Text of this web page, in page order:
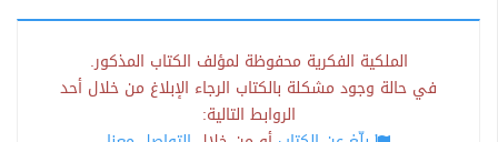
الملكية الفكرية محفوظة لمؤلف الكتاب المذكور.
في حالة وجود مشكلة بالكتاب الرجاء الإبلاغ من خلال أحد
الروابط التالية: